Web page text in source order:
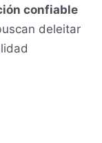
confiable
deleitar